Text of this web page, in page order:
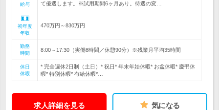
給与
て優遇します。※試用期間6ヶ月あり。待遇の変…
初年度
年収
470万円～830万円
勤務
時間
8:00～17:30（実働8時間／休憩90分）※残業月平均35時間
休日
休暇
* 完全週休2日制（土日）* 祝日* 年末年始休暇* お盆休暇* 慶弔休
暇* 特別休暇* 有給休暇*…
求人詳細を見る 気になる